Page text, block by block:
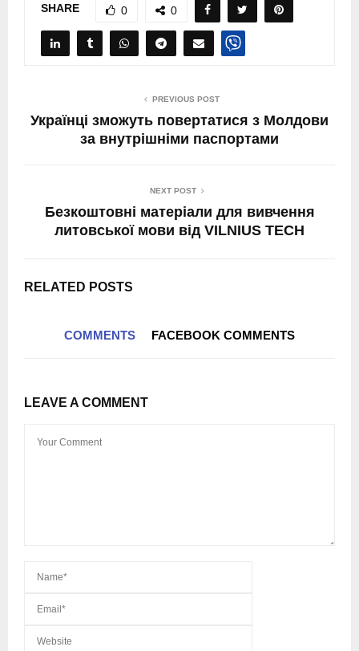
SHARE 0 0
PREVIOUS POST
Українці зможуть повертатися з Молдови
за внутрішніми паспортами
NEXT POST
Безкоштовні матеріали для вивчення
литовської мови від VILNIUS TECH
RELATED POSTS
COMMENTS FACEBOOK COMMENTS
LEAVE A COMMENT